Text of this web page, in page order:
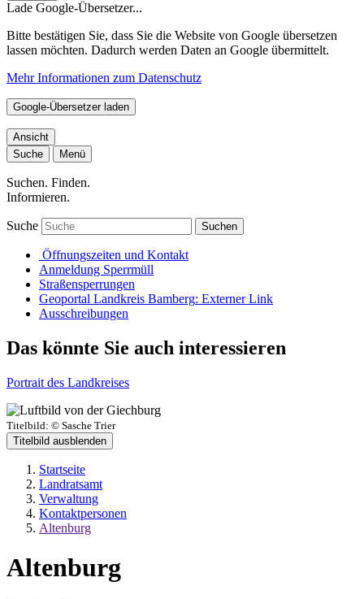
Lade Google-Übersetzer...
Bitte bestätigen Sie, dass Sie die Website von Google übersetzen
lassen möchten. Dadurch werden Daten an Google übermittelt.
Mehr Informationen zum Datenschutz
Google-Übersetzer laden
Ansicht
Suche
Menü
Suchen. Finden.
Informieren.
Suche Suchen
Öffnungszeiten und Kontakt
Anmeldung Sperrmüll
Straßensperrungen
Geoportal Landkreis Bamberg: Externer Link
Ausschreibungen
Das könnte Sie auch interessieren
Portrait des Landkreises
Titelbild: © Sasche Trier
Titelbild ausblenden
Startseite
Landratsamt
Verwaltung
Kontaktpersonen
Altenburg
Altenburg